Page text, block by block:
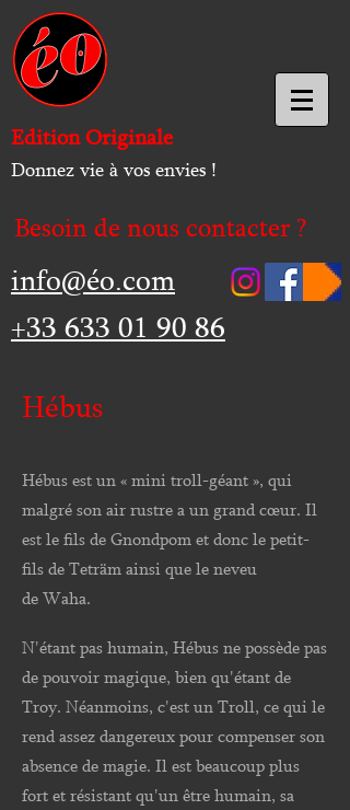
Edition Originale
Donnez vie à vos envies !
Besoin de nous contacter ?
info@éo.com
+33 633 01 90 86
Hébus
Hébus est un « mini troll-géant », qui
malgré son air rustre a un grand cœur. Il
est le fils de Gnondpom et donc le petit-
fils de Teträm ainsi que le neveu
de Waha.
N'étant pas humain, Hébus ne possède pas
de pouvoir magique, bien qu'étant de
Troy. Néanmoins, c'est un Troll, ce qui le
rend assez dangereux pour compenser son
absence de magie. Il est beaucoup plus
fort et résistant qu'un être humain, sa